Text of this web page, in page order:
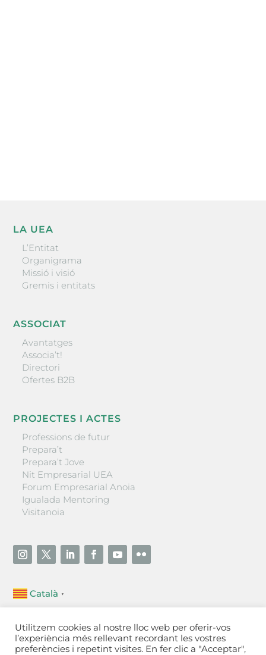
LA UEA
L’Entitat
Organigrama
Missió i visió
Gremis i entitats
ASSOCIAT
Avantatges
Associa’t!
Directori
Ofertes B2B
PROJECTES I ACTES
Professions de futur
Prepara’t
Prepara’t Jove
Nit Empresarial UEA
Forum Empresarial Anoia
Igualada Mentoring
Visitanoia
Català ▼
Unió Empresarial de l’Anoia (UEA)
Ctra. de Manresa, 131, 08700 – Igualada(Barcelona)
Tel 93 805 22 92
Utilitzem cookies al nostre lloc web per oferir-vos
l’experiència més rellevant recordant les vostres
preferències i repetint visites. En fer clic a "Acceptar",